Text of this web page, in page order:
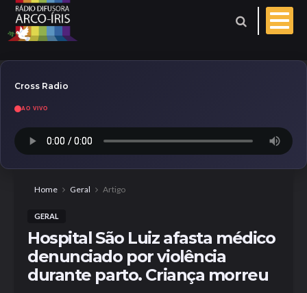
Esporte
Geral
Aniversariantes
Evangelho do dia
Cross Radio
AO VIVO
Home Geral Artigo
GERAL
Hospital São Luiz afasta médico
denunciado por violência
durante parto. Criança morreu